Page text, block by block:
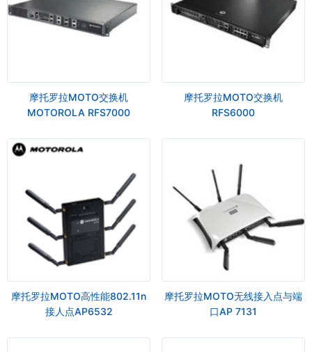
摩托罗拉MOTO交换机
MOTOROLA RFS7000
摩托罗拉MOTO交换机
RFS6000
摩托罗拉MOTO高性能802.11n
接人点AP6532
摩托罗拉MOTO无线接入点与端
口AP 7131